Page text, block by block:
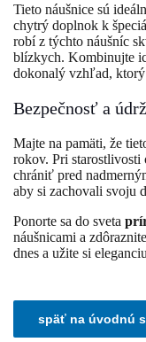
Tieto náušnice sú
chytrý doplnok k
robí z týchto náušníc
blízkych. Kombinujte
dokonalý vzhľad, ktorý
Bezpečnosť a
Majte na pamäti, že
rokov. Pri starostlivosti
chrániť pred
aby si zachovali svoju
Ponorte sa do sveta
náušnicami a
dnes a užite si